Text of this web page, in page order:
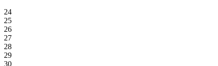
24
25
26
27
28
29
30